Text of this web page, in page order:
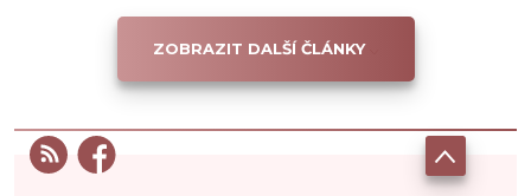
ZOBRAZIT DALŠÍ ČLÁNKY